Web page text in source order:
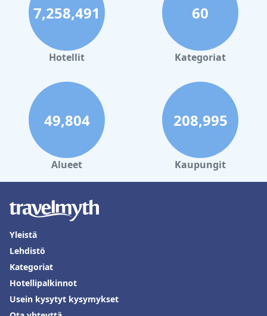
7,258,491
Hotellit
60
Kategoriat
49,804
Alueet
208,995
Kaupungit
Yleistä
Lehdistö
Kategoriat
Hotellipalkinnot
Usein kysytyt kysymykset